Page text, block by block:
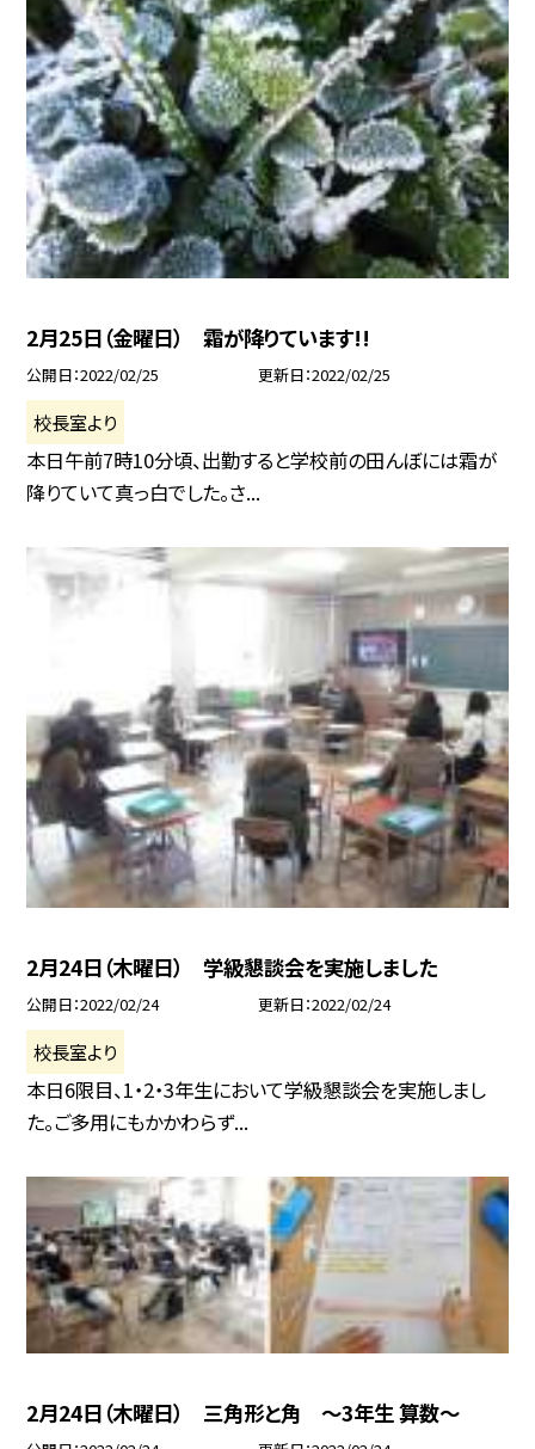
2月25日（金曜日） 霜が降りています!!
公開日 2022/02/25 更新日 2022/02/25
校長室より
本日午前7時10分頃、出勤すると学校前の田んぼには霜が
降りていて真っ白でした。さ...
2月24日（木曜日） 学級懇談会を実施しました
公開日 2022/02/24 更新日 2022/02/24
校長室より
本日6限目、1・2・3年生において学級懇談会を実施しまし
た。ご多用にもかかわらず...
2月24日（木曜日） 三角形と角 〜3年生 算数〜